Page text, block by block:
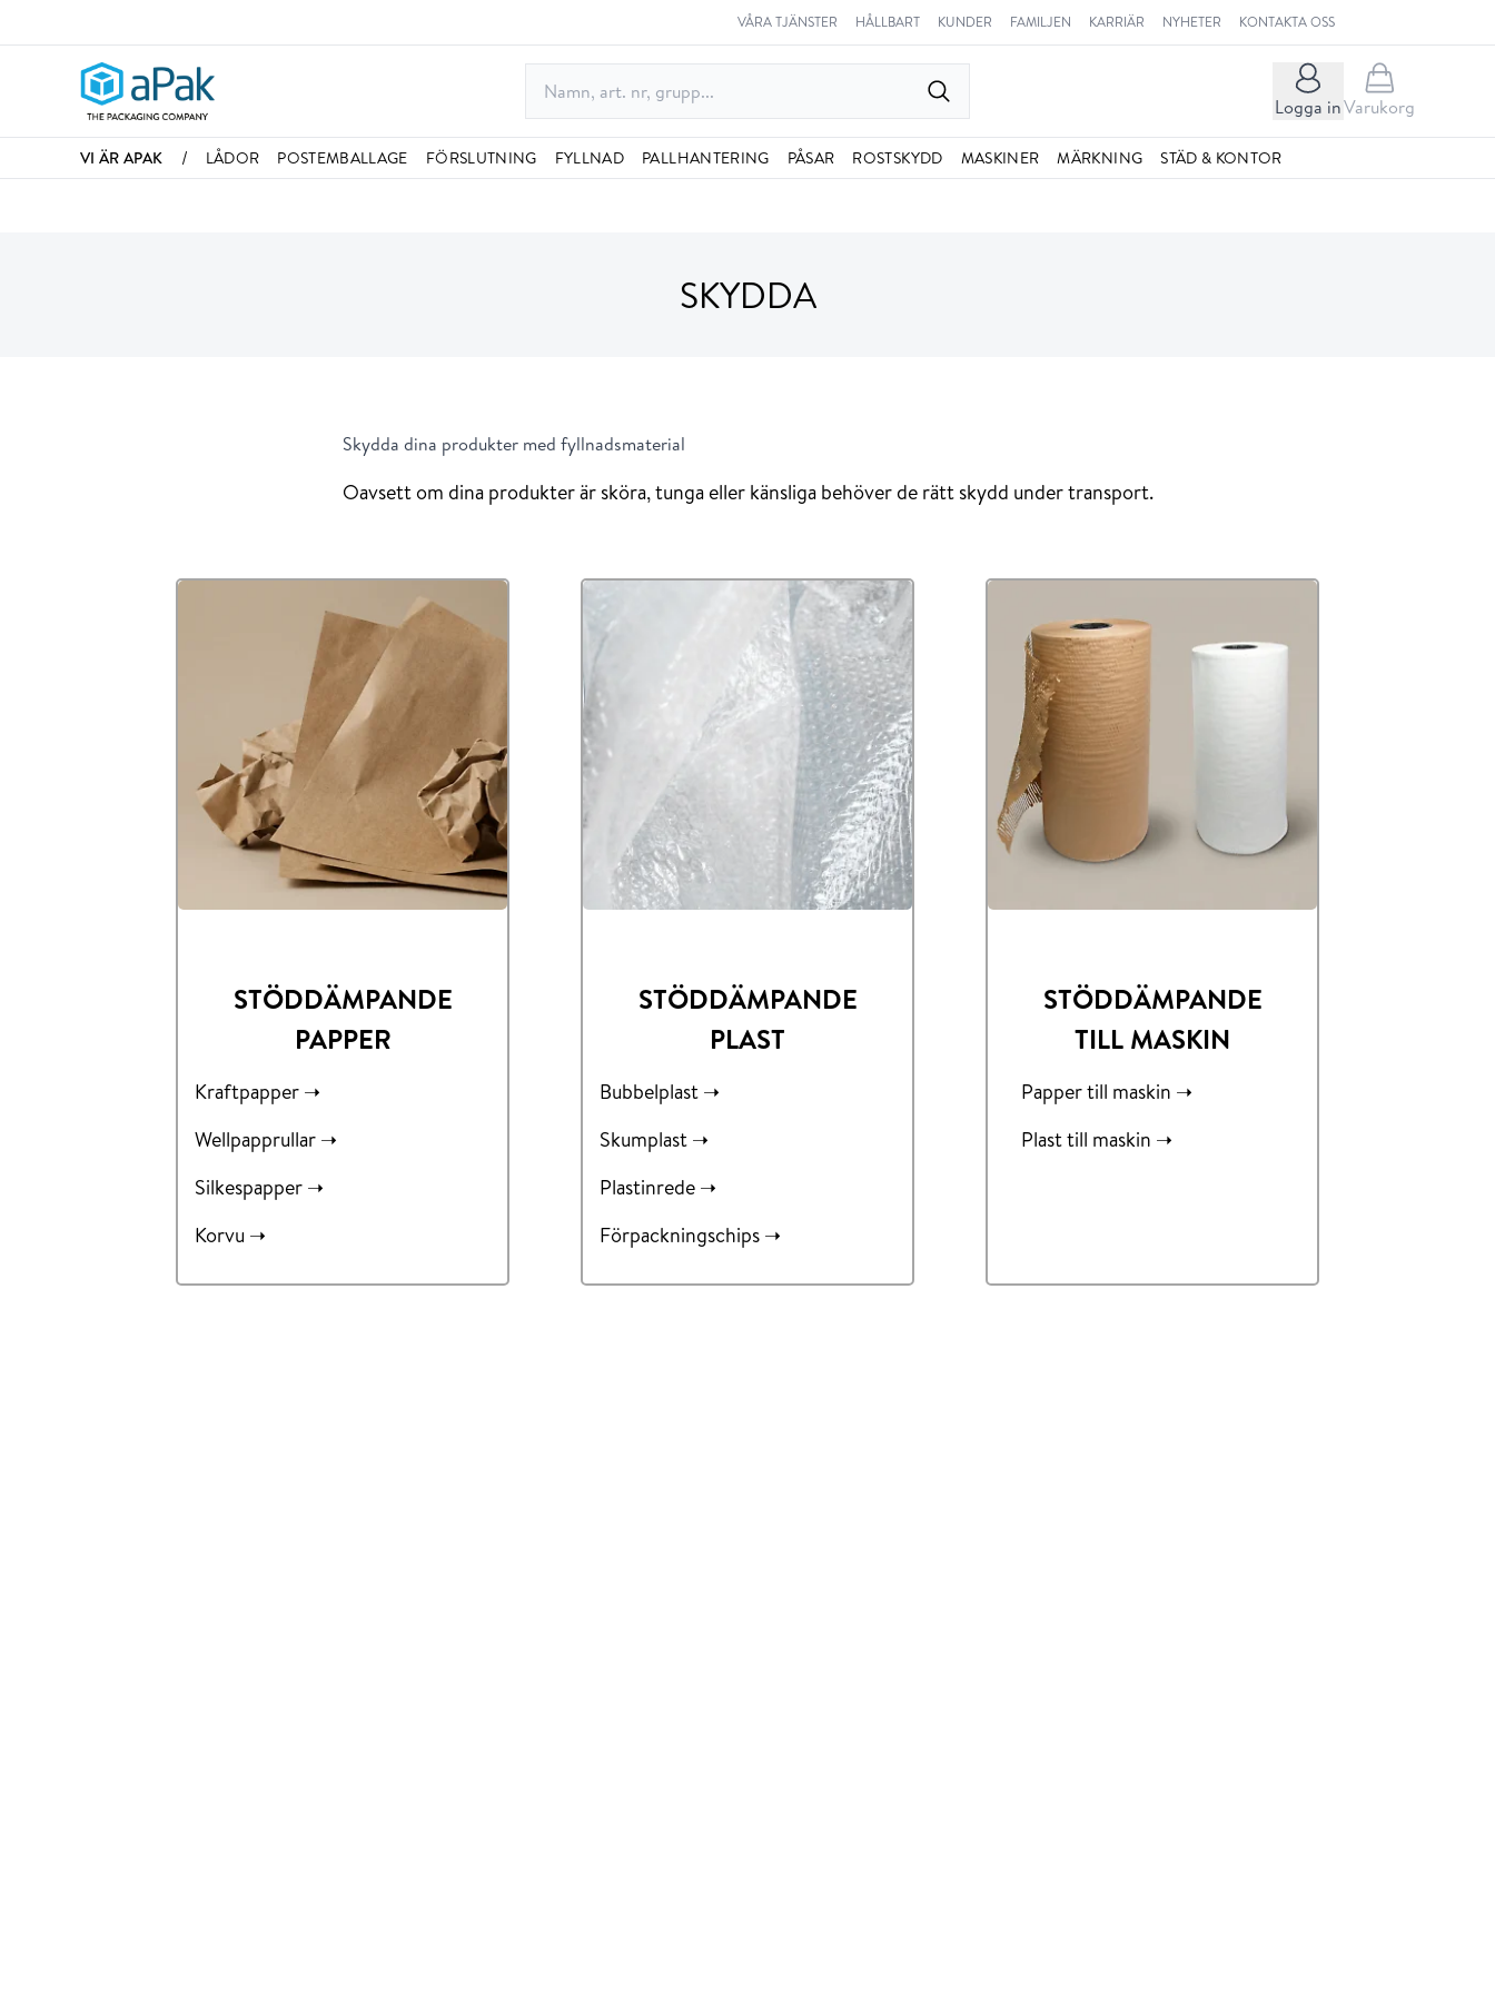
VÅRA TJÄNSTER HÅLLBART KUNDER FAMILJEN KARRIÄR NYHETER KONTAKTA OSS
Logga inVarukorg
VI ÄR APAK / LÅDOR POSTEMBALLAGE FÖRSLUTNING FYLLNAD PALLHANTERING PÅSAR ROSTSKYDD MASKINER MÄRKNING STÄD & KONTOR
SKYDDA
Skydda dina produkter med fyllnadsmaterial
Oavsett om dina produkter är sköra, tunga eller känsliga behöver de rätt skydd under transport.
STÖDDÄMPANDE
PAPPER
Kraftpapper ➝
Wellpapprullar ➝
Silkespapper ➝
Korvu ➝
STÖDDÄMPANDE
PLAST
Bubbelplast ➝
Skumplast ➝
Plastinrede ➝
Förpackningschips ➝
STÖDDÄMPANDE
TILL MASKIN
Papper till maskin ➝
Plast till maskin ➝